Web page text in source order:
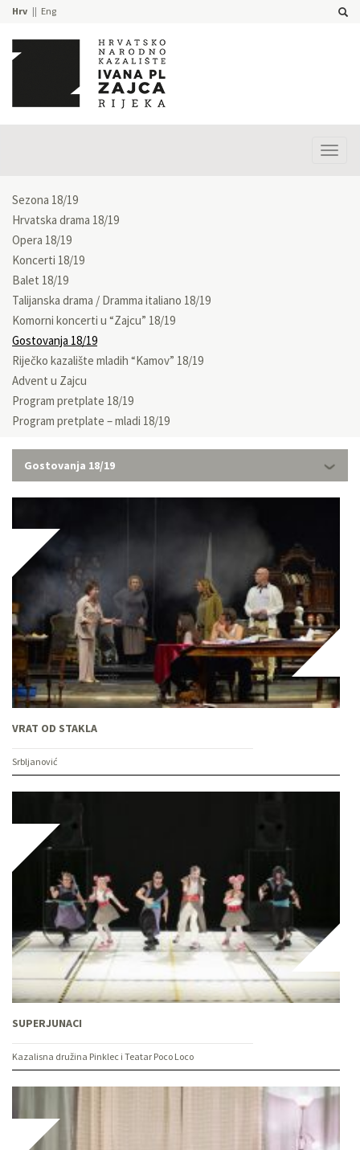
Hrv Eng
Sezona 18/19
Hrvatska drama 18/19
Opera 18/19
Koncerti 18/19
Balet 18/19
Talijanska drama / Dramma italiano 18/19
Komorni koncerti u “Zajcu” 18/19
Gostovanja 18/19
Riječko kazalište mladih “Kamov” 18/19
Advent u Zajcu
Program pretplate 18/19
Program pretplate – mladi 18/19
Gostovanja 18/19
VRAT OD STAKLA
Srbljanović
SUPERJUNACI
Kazalisna družina Pinklec i Teatar Poco Loco